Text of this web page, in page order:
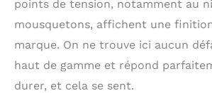
points de tension, notamment au
mousquetons, affichent une
marque. On ne trouve ici aucun
haut de gamme et répond
durer, et cela se sent.